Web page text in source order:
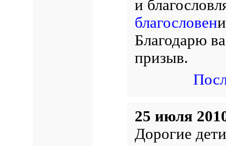
и
благословен
Благодарю
призыв.
25 июля
Дорогие